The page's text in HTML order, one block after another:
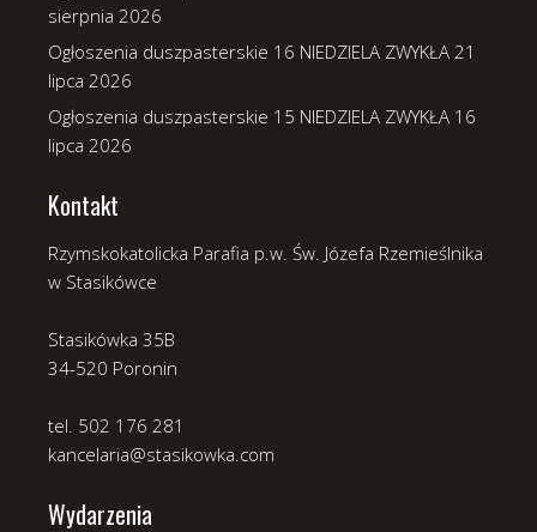
sierpnia 2026
Ogłoszenia duszpasterskie 16 NIEDZIELA ZWYKŁA 21
lipca 2026
Ogłoszenia duszpasterskie 15 NIEDZIELA ZWYKŁA 16
lipca 2026
Kontakt
Rzymskokatolicka Parafia p.w. Św. Józefa Rzemieślnika
w Stasikówce
Stasikówka 35B
34-520 Poronin
tel. 502 176 281
kancelaria@stasikowka.com
Wydarzenia